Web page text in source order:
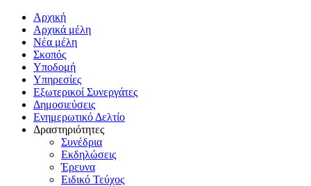
Αρχική
Αρχικά μέλη
Νέα μέλη
Σκοπός
Υποδομή
Υπηρεσίες
Εξωτερικοί Συνεργάτες
Δημοσιεύσεις
Ενημερωτικό Δελτίο
Δραστηριότητες
Συνέδρια
Εκδηλώσεις
Έρευνα
Ειδικό Τεύχος